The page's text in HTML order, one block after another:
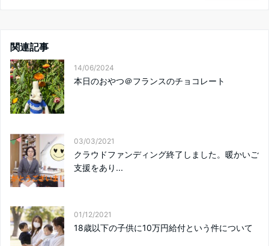
関連記事
14/06/2024
本日のおやつ＠フランスのチョコレート
03/03/2021
クラウドファンディング終了しました。暖かいご
支援をあり...
01/12/2021
18歳以下の子供に10万円給付という件について